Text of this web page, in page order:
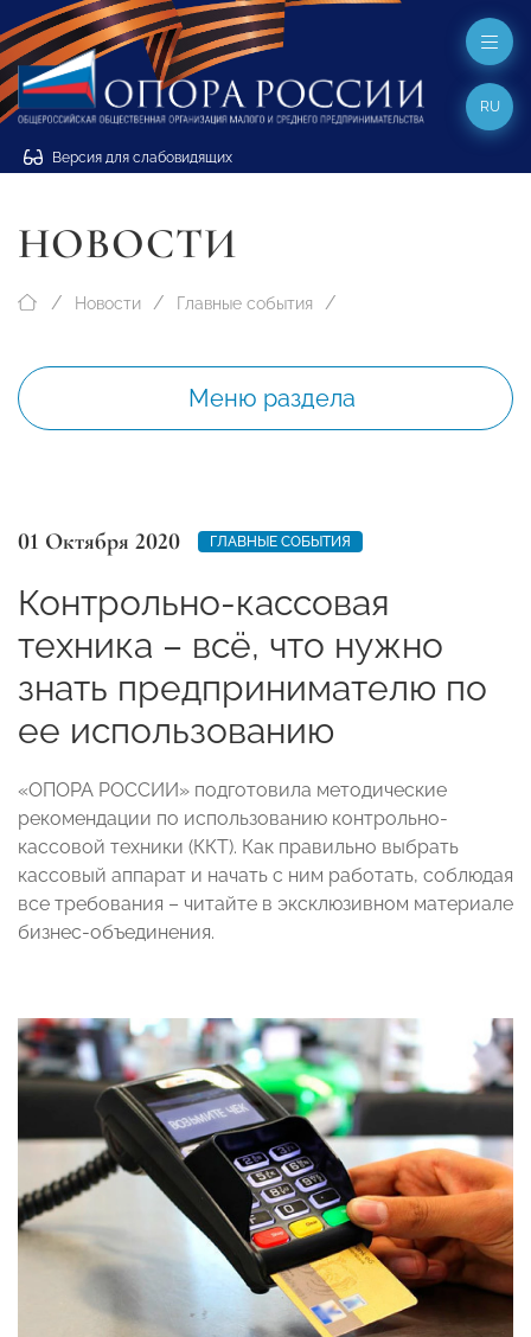
Версия для слабовидящих
RU
НОВОСТИ
Новости Главные события
Меню раздела
01 Октября 2020 ГЛАВНЫЕ СОБЫТИЯ
Контрольно-кассовая
техника – всё, что нужно
знать предпринимателю по
ее использованию
«ОПОРА РОССИИ» подготовила методические
рекомендации по использованию контрольно-
кассовой техники (ККТ). Как правильно выбрать
кассовый аппарат и начать с ним работать, соблюдая
все требования – читайте в эксклюзивном материале
бизнес-объединения.